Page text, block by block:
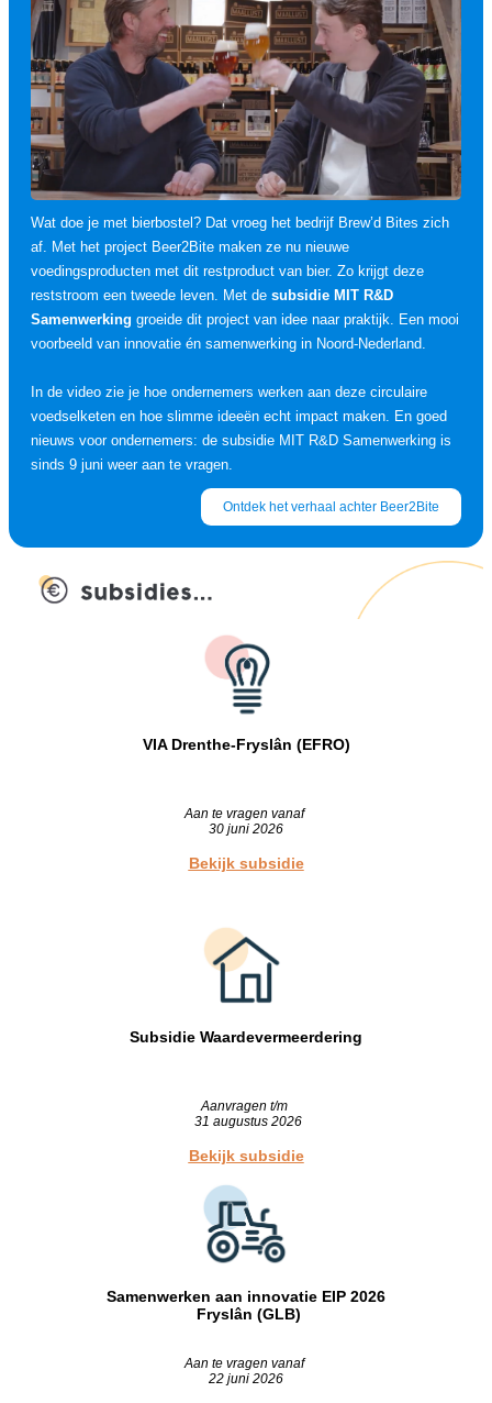
Wat doe je met bierbostel? Dat vroeg het bedrijf Brew’d Bites zich
af. Met het project Beer2Bite maken ze nu nieuwe
voedingsproducten met dit restproduct van bier. Zo krijgt deze
reststroom een tweede leven. Met de subsidie MIT R&D
Samenwerking groeide dit project van idee naar praktijk. Een mooi
voorbeeld van innovatie én samenwerking in Noord-Nederland.
In de video zie je hoe ondernemers werken aan deze circulaire
voedselketen en hoe slimme ideeën echt impact maken. En goed
nieuws voor ondernemers: de subsidie MIT R&D Samenwerking is
sinds 9 juni weer aan te vragen.
Ontdek het verhaal achter Beer2Bite
VIA Drenthe-Fryslân (EFRO)
Aan te vragen vanaf
30 juni 2026
Bekijk subsidie
Subsidie Waardevermeerdering
Aanvragen t/m
31 augustus 2026
Bekijk subsidie
Samenwerken aan innovatie EIP 2026
Fryslân (GLB)
Aan te vragen vanaf
22 juni 2026